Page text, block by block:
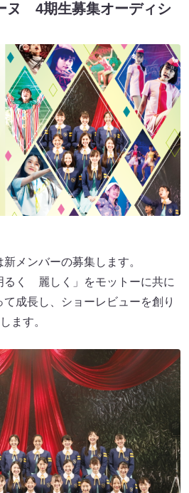
ヌ 4期生募集オーディシ
メンバーの募集します。
く 麗しく」をモットーに共に
成長し、ショーレビューを創り
ます。